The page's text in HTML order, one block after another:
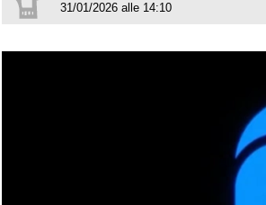
31/01/2026 alle 14:10